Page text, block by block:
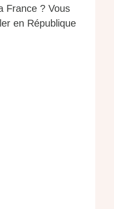
France ? Vous
en République